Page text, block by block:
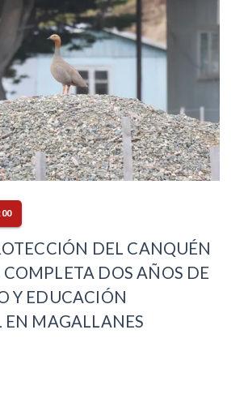
DEL CANQUÉN
DOS AÑOS DE
Y EDUCACIÓN
MAGALLANES